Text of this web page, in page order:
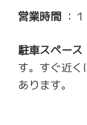
営業時間 ：
駐車スペース
す。すぐ近
あります。